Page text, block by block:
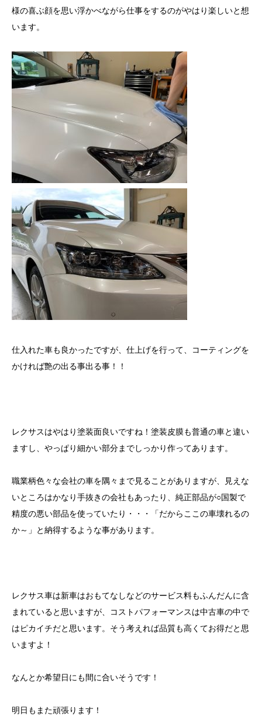
様の喜ぶ顔を思い浮かべながら仕事をするのがやはり楽しいと想
います。
仕入れた車も良かったですが、仕上げを行って、コーティングを
かければ艶の出る事出る事！！
レクサスはやはり塗装面良いですね！塗装皮膜も普通の車と違い
ますし、やっぱり細かい部分までしっかり作ってあります。
職業柄色々な会社の車を隅々まで見ることがありますが、見えな
いところはかなり手抜きの会社もあったり、純正部品が○国製で
精度の悪い部品を使っていたり・・・「だからここの車壊れるの
か～」と納得するような事があります。
レクサス車は新車はおもてなしなどのサービス料もふんだんに含
まれていると思いますが、コストパフォーマンスは中古車の中で
はピカイチだと思います。そう考えれば品質も高くてお得だと思
いますよ！
なんとか希望日にも間に合いそうです！
明日もまた頑張ります！